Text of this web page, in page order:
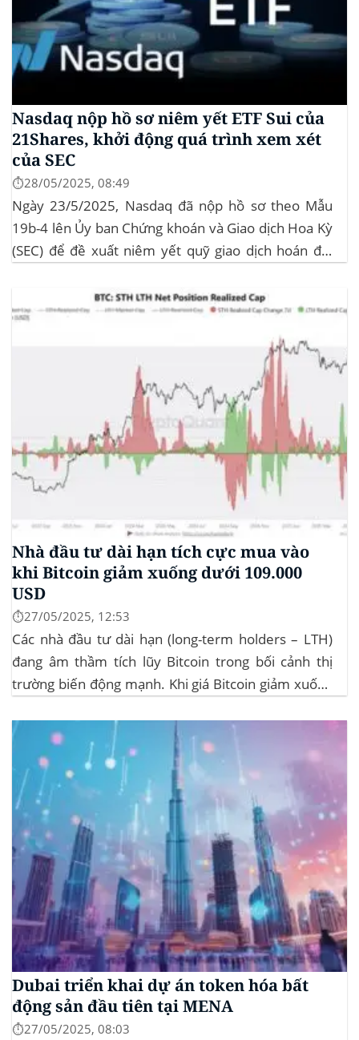
Nasdaq nộp hồ sơ niêm yết ETF Sui của
21Shares, khởi động quá trình xem xét
của SEC
⏱️28/05/2025, 08:49
Ngày 23/5/2025, Nasdaq đã nộp hồ sơ theo Mẫu
19b-4 lên Ủy ban Chứng khoán và Giao dịch Hoa Kỳ
(SEC) để đề xuất niêm yết quỹ giao dịch hoán đổi
trình xem xét chính thức của SEC đối với...
Nhà đầu tư dài hạn tích cực mua vào
khi Bitcoin giảm xuống dưới 109.000
USD
⏱️27/05/2025, 12:53
Các nhà đầu tư dài hạn (long-term holders – LTH)
đang âm thầm tích lũy Bitcoin trong bối cảnh thị
trường biến động mạnh. Khi giá Bitcoin giảm xuống
khiến hơn 185 triệu USD vị thế mua bị xóa...
Dubai triển khai dự án token hóa bất
động sản đầu tiên tại MENA
⏱️27/05/2025, 08:03